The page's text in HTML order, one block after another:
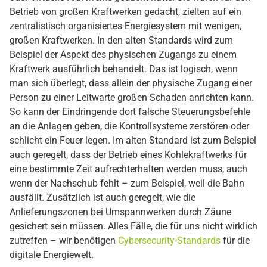
Betrieb von großen Kraftwerken gedacht, zielten auf ein
zentralistisch organisiertes Energiesystem mit wenigen,
großen Kraftwerken. In den alten Standards wird zum
Beispiel der Aspekt des physischen Zugangs zu einem
Kraftwerk ausführlich behandelt. Das ist logisch, wenn
man sich überlegt, dass allein der physische Zugang einer
Person zu einer Leitwarte großen Schaden anrichten kann.
So kann der Eindringende dort falsche Steuerungsbefehle
an die Anlagen geben, die Kontrollsysteme zerstören oder
schlicht ein Feuer legen. Im alten Standard ist zum Beispiel
auch geregelt, dass der Betrieb eines Kohlekraftwerks für
eine bestimmte Zeit aufrechterhalten werden muss, auch
wenn der Nachschub fehlt – zum Beispiel, weil die Bahn
ausfällt. Zusätzlich ist auch geregelt, wie die
Anlieferungszonen bei Umspannwerken durch Zäune
gesichert sein müssen. Alles Fälle, die für uns nicht wirklich
zutreffen – wir benötigen Cybersecurity-Standards für die
digitale Energiewelt.